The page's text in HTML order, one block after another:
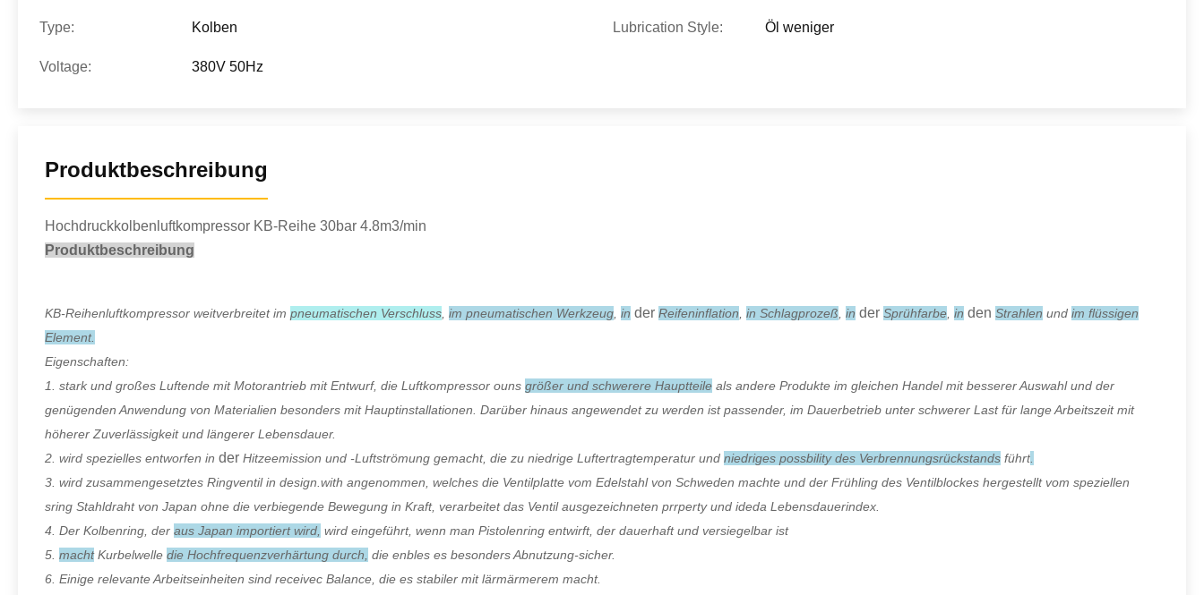
Type: Kolben Lubrication Style: Öl weniger
Voltage: 380V 50Hz
Produktbeschreibung
Hochdruckkolbenluftkompressor KB-Reihe 30bar 4.8m3/min
Produktbeschreibung
KB-Reihenluftkompressor weitverbreitet im pneumatischen Verschluss im pneumatischen Werkzeug in der Reifeninflation in Schlagprozeß in der Sprühfarbe in den Strahlen und im flüssigen
Element.
Eigenschaften:
1. stark und großes Luftende mit Motorantrieb mit Entwurf, die Luftkompressor ouns größer und schwerere Hauptteile als andere Produkte im gleichen Handel mit besserer Auswahl und der
genügenden Anwendung von Materialien besonders mit Hauptinstallationen. Darüber hinaus angewendet zu werden ist passender, im Dauerbetrieb unter schwerer Last für lange Arbeitszeit mit
höherer Zuverlässigkeit und längerer Lebensdauer.
2. wird spezielles entworfen in der Hitzeemission und -Luftströmung gemacht, die zu niedrige Luftertragtemperatur und niedriges possbility des Verbrennungsrückstands führt
3. wird zusammengesetztes Ringventil in design.with angenommen, welches die Ventilplatte vom Edelstahl von Schweden machte und der Frühling des Ventilblockes hergestellt vom speziellen
sring Stahldraht von Japan ohne die verbiegende Bewegung in Kraft, verarbeitet das Ventil ausgezeichneten prrperty und ideda Lebensdauerindex.
4. Der Kolbenring, der aus Japan importiert wird, wird eingeführt, wenn man Pistolenring entwirft, der dauerhaft und versiegelbar ist
5. machtKurbelwelle die Hochfrequenzverhärtung durch, die enbles es besonders Abnutzung-sicher.
6. Einige relevante Arbeitseinheiten sind receivec Balance, die es stabiler mit lärmärmerem macht.